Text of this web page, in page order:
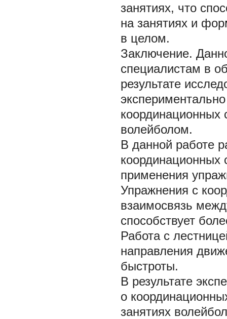
занятиях, что
на занятиях и
в целом.
Заключение.
специалистам в
результате
координационных
волейболом.
В данной работе
координационных
применения
Упражнения с
взаимосвязь
способствует
Работа с
направления
быстроты.
В результате
о
занятиях